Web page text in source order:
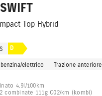
SWIFT
Top Hybrid
D
elettrico Trazione anteriore
4.9l/100km
combinate 111g C02/km (kombi)